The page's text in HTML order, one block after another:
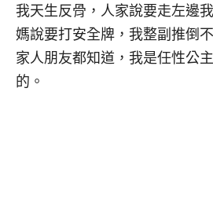
我天生反骨，人家說要走左邊
媽說要打安全牌，我整副推倒
家人朋友都知道，我是任性公
的。